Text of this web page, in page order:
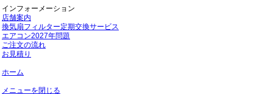
インフォーメーション
店舗案内
換気扇フィルター定期交換サービス
エアコン2027年問題
ご注文の流れ
お見積り
ホーム
メニューを閉じる